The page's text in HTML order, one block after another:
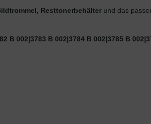
Resttonerbehälter und das
B 002|3783 B 002|3784 B 002|3785 B